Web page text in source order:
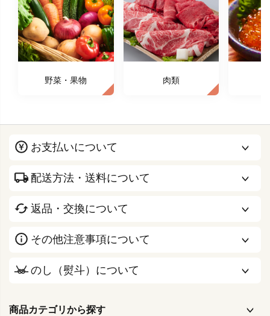
野菜・果物 肉類
お支払いについて
配送方法・送料について
返品・交換について
その他注意事項について
のし（熨斗）について
商品カテゴリから探す